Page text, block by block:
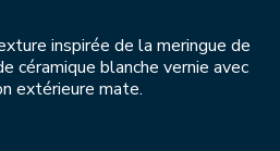
inspirée de la meringue de
céramique blanche vernie avec
extérieure mate.